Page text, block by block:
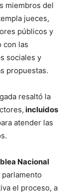
miembros del
jueces,
públicos y
con las
sociales y
propuestas.
resaltó la
incluidos
atender las
Nacional
el proceso, a